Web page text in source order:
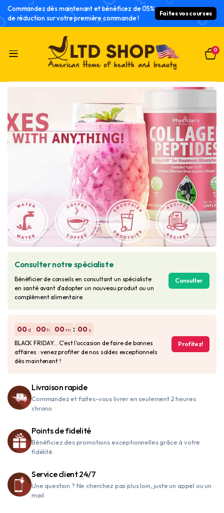
Commandez dès maintenant et bénéficez de 05%
de réduction sur votre première commande !
Faites vos courses
0
Consulter notre spécialiste
Bénéficier de conseils en consultant un spécialiste
en santé avant d'adopter un nouveau produit ou un
complément alimentaire.
Consulter
00d 00h 00 m : 00 s
BLACK FRIDAY... C'est l'occasion de faire de bonnes
affaires : venez profiter de nos soldes exceptionnels
dès maintenant !
Profitez!
Livraison rapide
Commandez et faites-vous livrer en seulement 2 heures
chrono.
Points de fidelité
Bénéficiez des promotions exceptionnelles grâce à votre
fidélité.
Service client 24/7
Une question ? Ne cherchez pas plus loin, juste un appel ou un
mail